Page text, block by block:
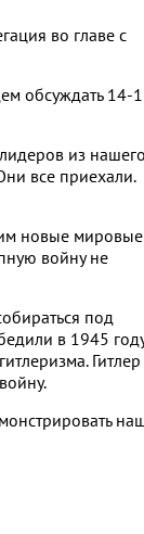
во главе с
обсуждать 14-
из нашего
все приехали.
новые мировые
войну не
под
в 1945
Гитлер